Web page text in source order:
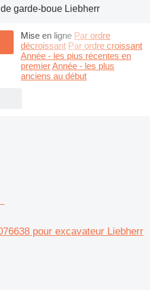
garde-boue Liebherr
Mise en ligne Par ordre
décroissant Par ordre croissant
Année - les plus récentes en
premierAnnée - les plus
anciens au début
pour excavateur Liebherr